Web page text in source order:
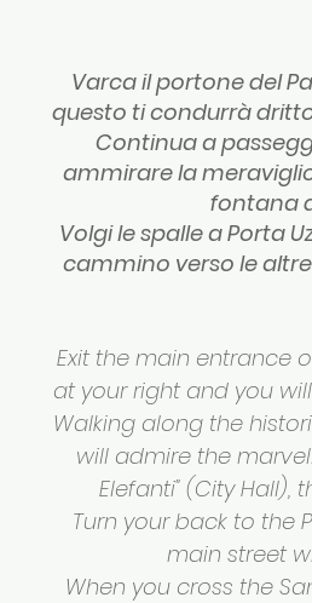
Varca il portone del
questo ti condurrà
Continua a
ammirare la
fontana
Volgi le spalle a Porta
cammino verso le
Exit the main entrance
at your right and you
Walking along the
will admire the
Elefanti" (City Hall),
Turn your back to the
main street
When you cross the